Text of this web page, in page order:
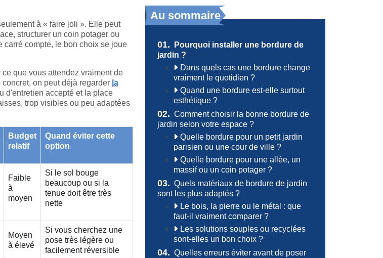
à « faire joli ». Elle peut
structurer un coin potager ou
carré compte, le bon choix se joue
que vous attendez vraiment de
on peut déjà regarder la
d'entretien accepté et la place
trop visibles ou peu adaptées
Budget
relatif
Quand éviter cette
option
Faible
à
moyen
Si le sol bouge
beaucoup ou si la
tenue doit être très
nette
Moyen
à élevé
Si vous cherchez une
pose très légère ou
facilement réversible
Au sommaire
01.
Pourquoi installer une bordure de
jardin ?
Dans quels cas une bordure change
vraiment le quotidien ?
Quand une bordure est-elle surtout
esthétique ?
02. Comment choisir la bonne bordure de
jardin selon votre espace ?
Quelle bordure pour un petit jardin
parisien ou une cour de ville ?
Quelle bordure pour une allée, un
massif ou un coin potager ?
03. Quels matériaux de bordure de jardin
sont les plus adaptés ?
Le bois, la pierre ou le métal : que
faut-il vraiment comparer ?
Les solutions souples ou recyclées
sont-elles un bon choix ?
04. Quelles erreurs éviter avant de poser